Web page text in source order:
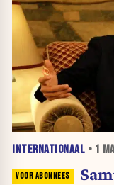
INTERNATIONAAL • 1